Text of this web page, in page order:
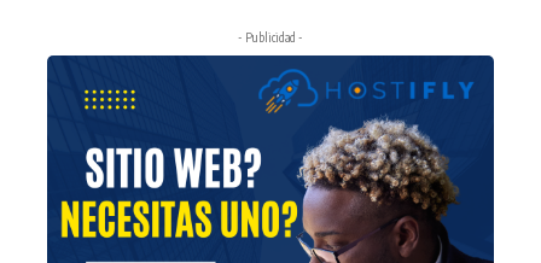
- Publicidad -